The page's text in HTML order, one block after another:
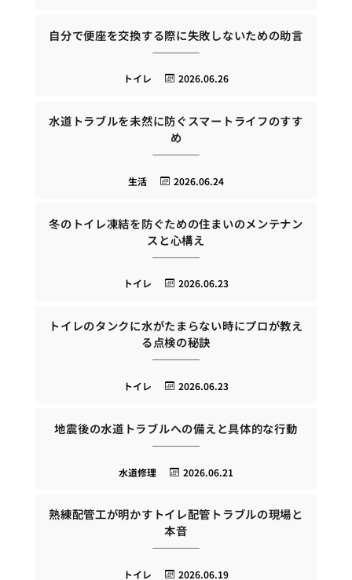
自分で便座を交換する際に失敗しないための助言
2026.06.26
トイレ
水道トラブルを未然に防ぐスマートライフのすす
め
2026.06.24
生活
冬のトイレ凍結を防ぐための住まいのメンテナン
スと心構え
2026.06.23
トイレ
トイレのタンクに水がたまらない時にプロが教え
る点検の秘訣
2026.06.23
トイレ
地震後の水道トラブルへの備えと具体的な行動
2026.06.21
水道修理
熟練配管工が明かすトイレ配管トラブルの現場と
本音
2026.06.19
トイレ